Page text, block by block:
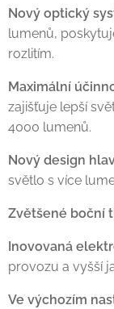
Nový optický
lumenů,
rozlitím.
Maximální
zajišťuje lepší
4000 lumenů.
Nový design
světlo s více
Zvětšené boční
Inovovaná
provozu a vyšší
Ve výchozím